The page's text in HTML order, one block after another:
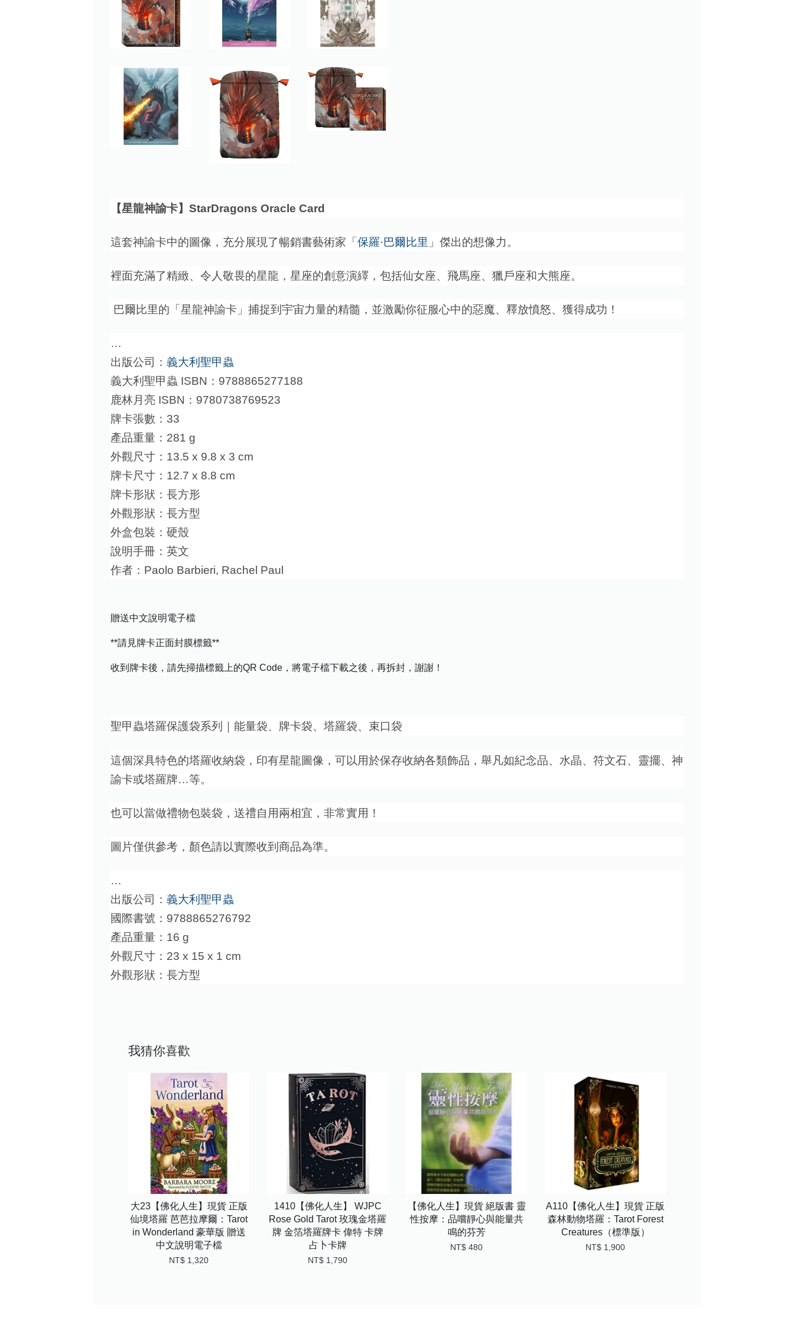
【星龍神諭卡】StarDragons Oracle Card
這套神諭卡中的圖像，充分展現了暢銷書藝術家「保羅·巴爾比里 」傑出的想像力。
裡面充滿了精緻、令人敬畏的星龍，星座的創意演繹，包括仙女座、飛馬座、獵戶座和大熊座。
巴爾比里的「星龍神諭卡」捕捉到宇宙力量的精髓，並激勵你征服心中的惡魔、釋放憤怒、獲得成功！
…
出版公司： 義大利聖甲蟲
義大利聖甲蟲 ISBN：9788865277188
鹿林月亮 ISBN：9780738769523
牌卡張數：33
產品重量：281 g
外觀尺寸：13.5 x 9.8 x 3 cm
牌卡尺寸：12.7 x 8.8 cm
牌卡形狀：長方形
外觀形狀：長方型
外盒包裝：硬殼
說明手冊：英文
作者：Paolo Barbieri, Rachel Paul
贈送中文說明電子檔
**請見牌卡正面封膜標籤**
收到牌卡後，請先掃描標籤上的QR Code，將電子檔下載之後，再拆封，謝謝！
聖甲蟲塔羅保護袋系列｜能量袋、牌卡袋、塔羅袋、束口袋
這個深具特色的塔羅收納袋，印有星龍圖像，可以用於保存收納各類飾品，舉凡如紀念品、水晶、符文石、靈擺、神
諭卡或塔羅牌…等。
也可以當做禮物包裝袋，送禮自用兩相宜，非常實用！
圖片僅供參考，顏色請以實際收到商品為準。
…
出版公司： 義大利聖甲蟲
國際書號：9788865276792
產品重量：16 g
外觀尺寸：23 x 15 x 1 cm
外觀形狀：長方型
我猜你喜歡
大23【佛化人生】現貨 正版
仙境塔羅 芭芭拉摩爾：Tarot
in Wonderland 豪華版 贈送
中文說明電子檔
NT$ 1,320
1410【佛化人生】 WJPC
Rose Gold Tarot 玫瑰金塔羅
牌 金箔塔羅牌卡 偉特 卡牌
占卜卡牌
NT$ 1,790
【佛化人生】現貨 絕版書 靈
性按摩：品嚐靜心與能量共
鳴的芬芳
NT$ 480
A110【佛化人生】現貨 正版
森林動物塔羅：Tarot Forest
Creatures（標準版）
NT$ 1,900